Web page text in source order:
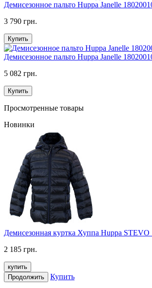
Демисезонное пальто Huppa Janelle
3 790 грн.
Купить
Демисезонное пальто Huppa Janelle
5 082 грн.
Купить
Просмотренные товары
Новинки
Демисезонная куртка Хуппа Huppa STEVO
2 185 грн.
купить
Продолжить
Купить